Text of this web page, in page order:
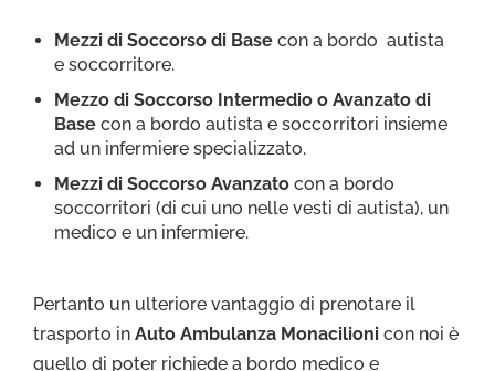
Mezzi di Soccorso di Basecon a bordo autista
e soccorritore.
Mezzo di Soccorso Intermedio o Avanzato di
Basecon a bordo autista e soccorritori insieme
ad un infermiere specializzato.
Mezzi di Soccorso Avanzatocon a bordo
soccorritori (di cui uno nelle vesti di autista), un
medico e un infermiere.
Pertanto un ulteriore vantaggio di prenotare il
trasporto in Auto Ambulanza Monacilioni con noi è
quello di poter richiede a bordo medico e